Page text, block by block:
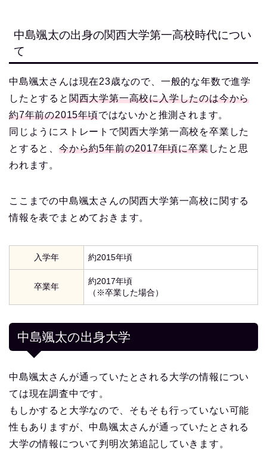
中島颯太の出身の関西大学第一高校時代につい
て
中島颯太さんは現在23歳なので、一般的な年数で進学
したとすると 関西大学第一高校に入学したのは今から
約7年前の2015年頃ではないかと推測されます。
同じようにストレートで関西大学第一高校を卒業した
とすると、 今から約5年前の2017年頃に卒業したと思
われます。
ここまでの中島颯太さんの関西大学第一高校に関する
情報を表でまとめておきます。
入学年 約2015年頃
卒業年
約2017年頃
（※卒業した場合）
中島颯太の出身大学
中島颯太さんが通っていたとされる大学の情報につい
ては現在調査中です。
もしかすると大学なので、そもそも行っていない可能
性もありますが、中島颯太さんが通っていたとされる
大学の情報について判明次第追記していきます。